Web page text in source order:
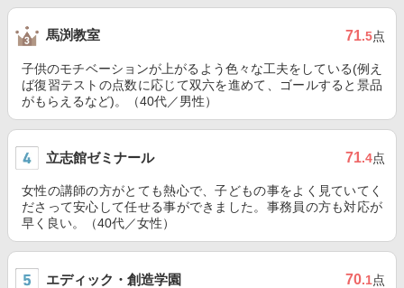
馬渕教室 71.5点
子供のモチベーションが上がるよう色々な工夫をしている(例え
ば復習テストの点数に応じて双六を進めて、ゴールすると景品
がもらえるなど)。（40代／男性）
立志館ゼミナール 71.4点
女性の講師の方がとても熱心で、子どもの事をよく見ていてく
ださって安心して任せる事ができました。事務員の方も対応が
早く良い。（40代／女性）
エディック・創造学園 70.1点